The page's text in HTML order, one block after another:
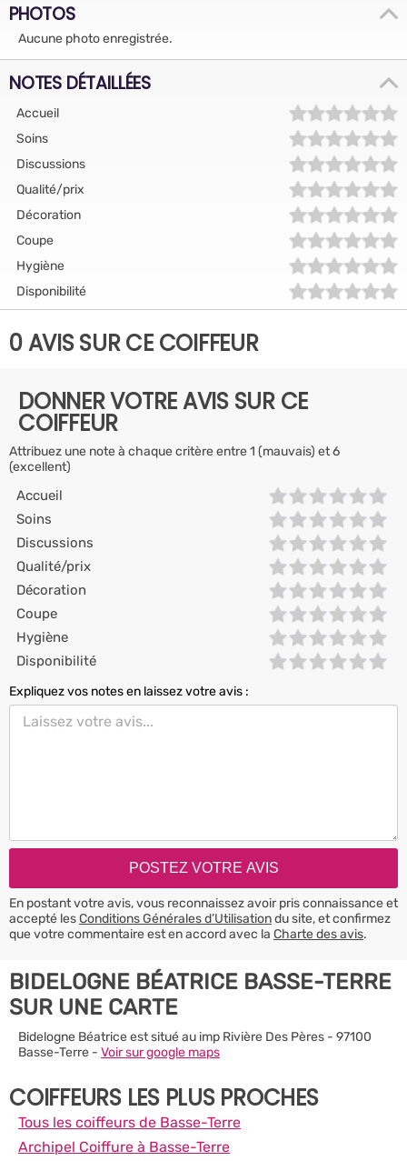
PHOTOS
Aucune photo enregistrée.
NOTES DÉTAILLÉES
Accueil
Soins
Discussions
Qualité/prix
Décoration
Coupe
Hygiène
Disponibilité
0 AVIS SUR CE COIFFEUR
DONNER VOTRE AVIS SUR CE
COIFFEUR
Attribuez une note à chaque critère entre 1 (mauvais) et 6
(excellent)
Accueil
Soins
Discussions
Qualité/prix
Décoration
Coupe
Hygiène
Disponibilité
Expliquez vos notes en laissez votre avis :
En postant votre avis, vous reconnaissez avoir pris connaissance et
accepté lesConditions Générales d’Utilisationdu site, et confirmez
que votre commentaire est en accord avec la Charte des avis.
BIDELOGNE BÉATRICE BASSE-TERRE
SUR UNE CARTE
Bidelogne Béatrice est situé au imp Rivière Des Pères - 97100
Basse-Terre - Voir sur google maps
COIFFEURS LES PLUS PROCHES
Tous les coiffeurs de Basse-Terre
Archipel Coiffure à Basse-Terre